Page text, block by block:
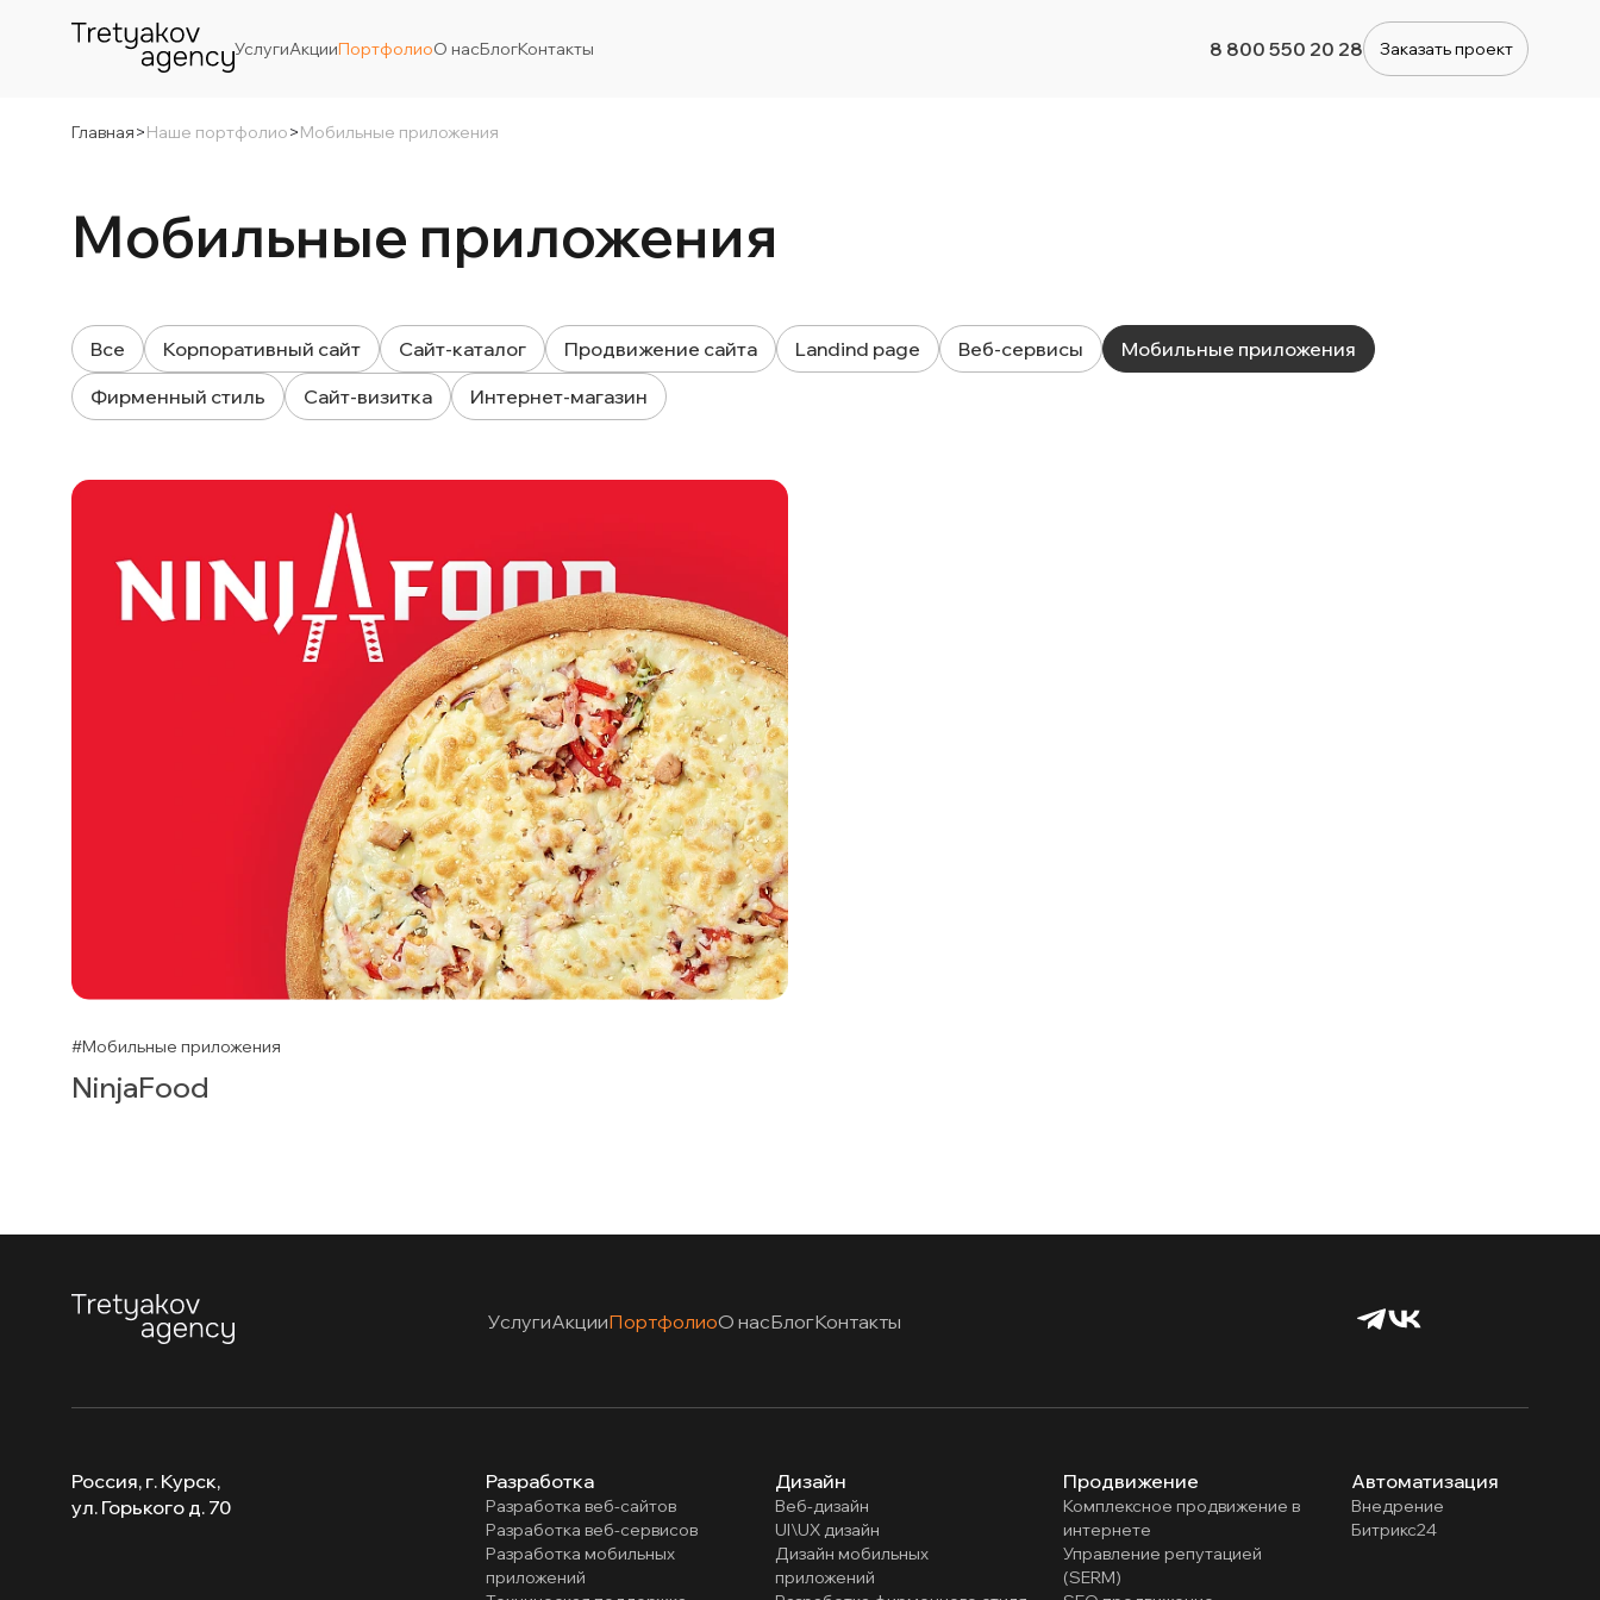
УслугиАкцииПортфолиоО насБлогКонтакты 8 800 550 20 28 Заказать проект
Главная>Наше портфолио>Мобильные приложения
Мобильные приложения
Все Корпоративный сайт Сайт-каталог Продвижение сайта Landind page Веб-сервисы
Мобильные приложения
Фирменный стиль
Сайт-визитка Интернет-магазин
#Мобильные приложения
NinjaFood
УслугиАкцииПортфолиоО насБлогКонтакты
Россия, г. Курск,
ул. Горького д. 70
Разработка
Разработка веб-сайтов
Разработка веб-сервисов
Разработка мобильных
приложений
Дизайн
Веб-дизайн
UI\UX дизайн
Дизайн мобильных
приложений
Продвижение
Комплексное продвижение в
интернете
Управление репутацией
(SERM)
Автоматизация
Внедрение
Битрикс24